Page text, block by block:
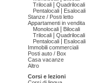
Trilocali
Quadrilocali
Pentalocali
Esalocali
Stanze / Posti letto
Appartamenti in vendita
Monolocali
Bilocali
Trilocali
Quadrilocali
Pentalocali
Esalocali
Immobili commerciali
Posti auto / Box
Casa vacanze
Altro
Corsi e lezioni